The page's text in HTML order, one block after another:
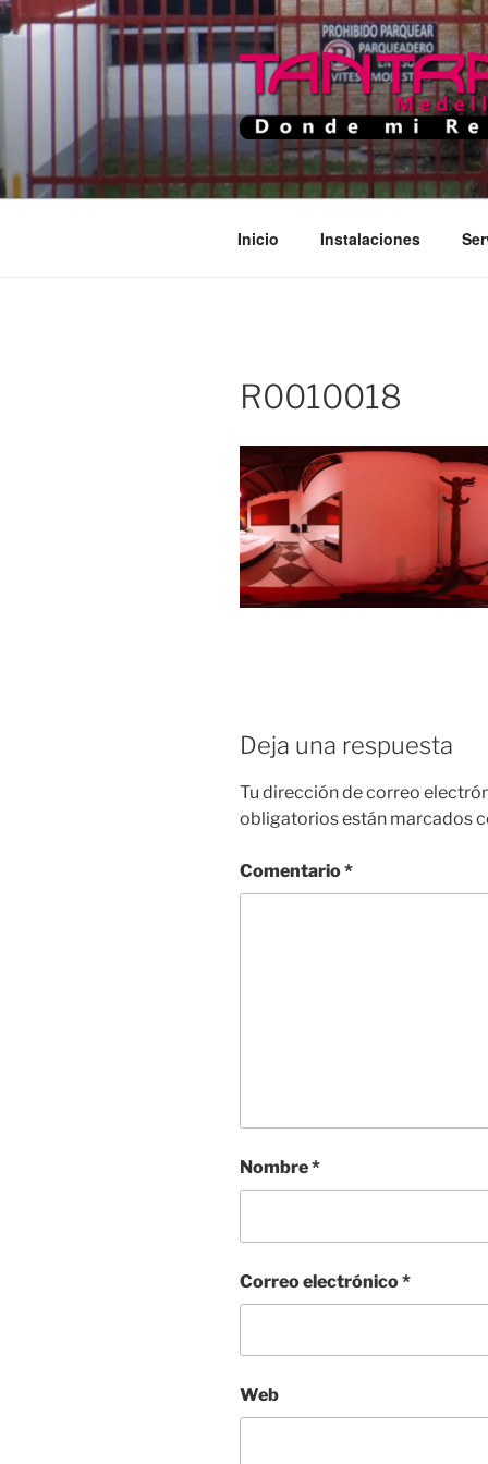
Saltar
al
TANTRA
Donde Mi Rey
Inicio Instalaciones
R0010018
Deja una respuesta
Tu dirección de correo
obligatorios están marcados
Comentario*
Nombre*
Correo electrónico*
Web